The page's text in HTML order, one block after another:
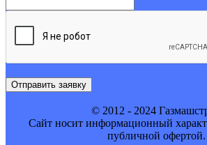
Отправить заявку
© 2012 - 2024
Cайт носит информационный
публичной офертой.